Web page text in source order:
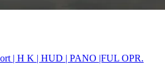
| H K | HUD | PANO |FUL OPR.